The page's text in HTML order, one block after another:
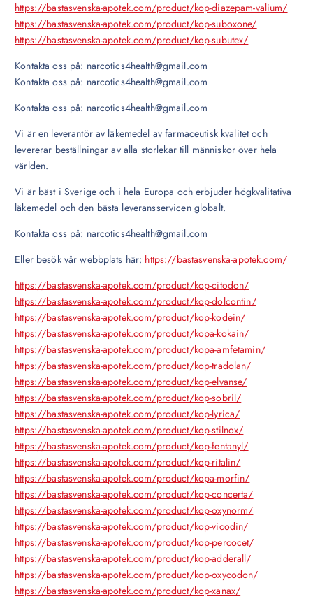
https://bastasvenska-apotek.com/product/kop-diazepam-valium/
https://bastasvenska-apotek.com/product/kop-suboxone/
https://bastasvenska-apotek.com/product/kop-subutex/
Kontakta oss på: narcotics4health@gmail.com
Kontakta oss på: narcotics4health@gmail.com
Kontakta oss på: narcotics4health@gmail.com
Vi är en leverantör av läkemedel av farmaceutisk kvalitet och
levererar beställningar av alla storlekar till människor över hela
världen.
Vi är bäst i Sverige och i hela Europa och erbjuder högkvalitativa
läkemedel och den bästa leveransservicen globalt.
Kontakta oss på: narcotics4health@gmail.com
Eller besök vår webbplats här: https://bastasvenska-apotek.com/
https://bastasvenska-apotek.com/product/kop-citodon/
https://bastasvenska-apotek.com/product/kop-dolcontin/
https://bastasvenska-apotek.com/product/kop-kodein/
https://bastasvenska-apotek.com/product/kopa-kokain/
https://bastasvenska-apotek.com/product/kopa-amfetamin/
https://bastasvenska-apotek.com/product/kop-tradolan/
https://bastasvenska-apotek.com/product/kop-elvanse/
https://bastasvenska-apotek.com/product/kop-sobril/
https://bastasvenska-apotek.com/product/kop-lyrica/
https://bastasvenska-apotek.com/product/kop-stilnox/
https://bastasvenska-apotek.com/product/kop-fentanyl/
https://bastasvenska-apotek.com/product/kop-ritalin/
https://bastasvenska-apotek.com/product/kopa-morfin/
https://bastasvenska-apotek.com/product/kop-concerta/
https://bastasvenska-apotek.com/product/kop-oxynorm/
https://bastasvenska-apotek.com/product/kop-vicodin/
https://bastasvenska-apotek.com/product/kop-percocet/
https://bastasvenska-apotek.com/product/kop-adderall/
https://bastasvenska-apotek.com/product/kop-oxycodon/
https://bastasvenska-apotek.com/product/kop-xanax/